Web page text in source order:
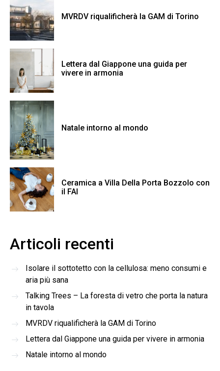
MVRDV riqualificherà la GAM di Torino
Lettera dal Giappone una guida per
vivere in armonia
Natale intorno al mondo
Ceramica a Villa Della Porta Bozzolo con
il FAI
Articoli recenti
Isolare il sottotetto con la cellulosa: meno consumi e
aria più sana
Talking Trees – La foresta di vetro che porta la natura
in tavola
MVRDV riqualificherà la GAM di Torino
Lettera dal Giappone una guida per vivere in armonia
Natale intorno al mondo